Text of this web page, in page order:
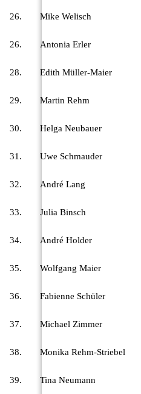
26. Mike Welisch
26. Antonia Erler
28. Edith Müller-Maier
29. Martin Rehm
30. Helga Neubauer
31. Uwe Schmauder
32. André Lang
33. Julia Binsch
34. André Holder
35. Wolfgang Maier
36. Fabienne Schüler
37. Michael Zimmer
38. Monika Rehm-Striebel
39. Tina Neumann